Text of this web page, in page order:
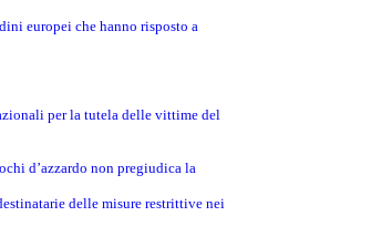
europei che hanno risposto a
per la tutela delle vittime del
d’azzardo non pregiudica la
delle misure restrittive nei